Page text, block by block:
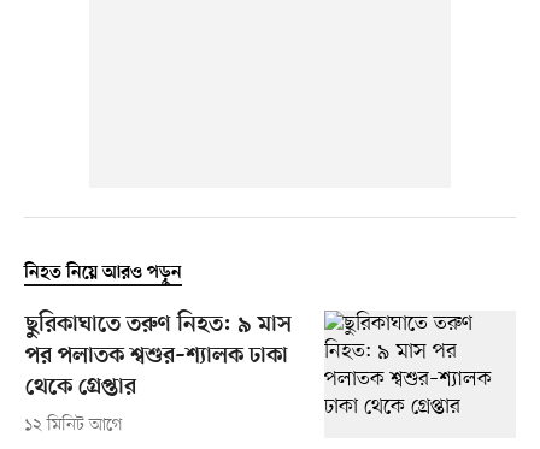
নিহত নিয়ে আরও পড়ুন
ছুরিকাঘাতে তরুণ নিহত: ৯ মাস
পর পলাতক শ্বশুর–শ্যালক ঢাকা
থেকে গ্রেপ্তার
১২ মিনিট আগে